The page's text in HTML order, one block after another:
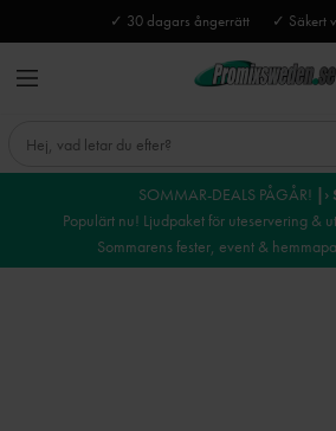
✓ 30 dagars ångerrätt ✓ Säkert
SOMMAR-DEALS PÅGÅR! |›
Populärt nu! Ljudpaket för uteservering &
Sommarens fester, event &